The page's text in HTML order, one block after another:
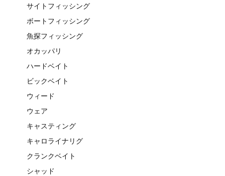
サイトフィッシング
ボートフィッシング
魚探フィッシング
オカッパリ
ハードベイト
ビックベイト
ウィード
ウェア
キャスティング
キャロライナリグ
クランクベイト
シャッド